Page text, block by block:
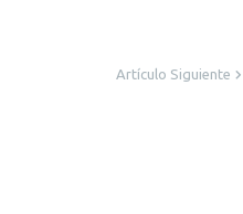
Artículo Siguiente